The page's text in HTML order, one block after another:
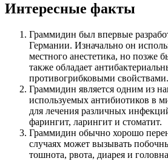
Интересные факты
Граммидин был впервые
Германии. Изначально он
местного анестетика, но позже
также обладает
противогрибковыми свойствами.
Граммидин является одним из
используемых антибиотиков в
для лечения различных
фарингит, ларингит и стоматит.
Граммидин обычно хорошо
случаях может вызывать
тошнота, рвота, диарея и